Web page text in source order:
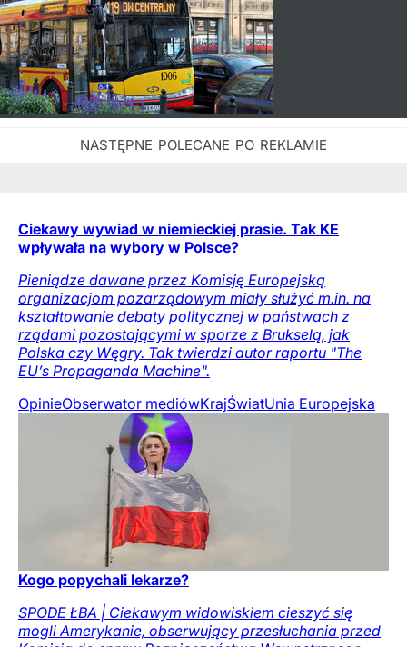
Ciekawy wywiad w niemieckiej prasie. Tak KE
wpływała na wybory w Polsce?
Pieniądze dawane przez Komisję Europejską
organizacjom pozarządowym miały służyć m.in. na
kształtowanie debaty politycznej w państwach z
rządami pozostającymi w sporze z Brukselą, jak
Polska czy Węgry. Tak twierdzi autor raportu "The
EU’s Propaganda Machine".
OpinieObserwator mediówKrajŚwiatUnia Europejska
Kogo popychali lekarze?
SPODE ŁBA | Ciekawym widowiskiem cieszyć się
mogli Amerykanie, obserwujący przesłuchania przed